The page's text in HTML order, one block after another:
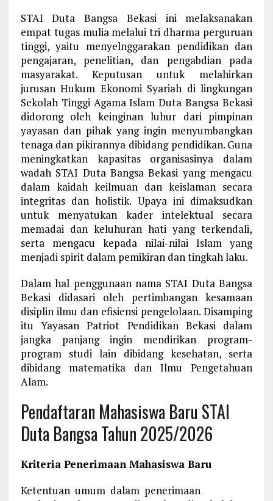
STAI Duta Bangsa Bekasi ini melaksanakan
empat tugas mulia melalui tri dharma perguruan
tinggi, yaitu menyelnggarakan pendidikan dan
pengajaran, penelitian, dan pengabdian pada
masyarakat. Keputusan untuk melahirkan
jurusan Hukum Ekonomi Syariah di lingkungan
Sekolah Tinggi Agama Islam Duta Bangsa Bekasi
didorong oleh keinginan luhur dari pimpinan
yayasan dan pihak yang ingin menyumbangkan
tenaga dan pikirannya dibidang pendidikan. Guna
meningkatkan kapasitas organisasinya dalam
wadah STAI Duta Bangsa Bekasi yang mengacu
dalam kaidah keilmuan dan keislaman secara
integritas dan holistik. Upaya ini dimaksudkan
untuk menyatukan kader intelektual secara
memadai dan keluhuran hati yang terkendali,
serta mengacu kepada nilai-nilai Islam yang
menjadi spirit dalam pemikiran dan tingkah laku.
Dalam hal penggunaan nama STAI Duta Bangsa
Bekasi didasari oleh pertimbangan kesamaan
disiplin ilmu dan efisiensi pengelolaan. Disamping
itu Yayasan Patriot Pendidikan Bekasi dalam
jangka panjang ingin mendirikan program-
program studi lain dibidang kesehatan, serta
dibidang matematika dan Ilmu Pengetahuan
Alam.
Pendaftaran Mahasiswa Baru STAI
Duta Bangsa Tahun 2025/2026
Kriteria Penerimaan Mahasiswa Baru
Ketentuan umum dalam penerimaan